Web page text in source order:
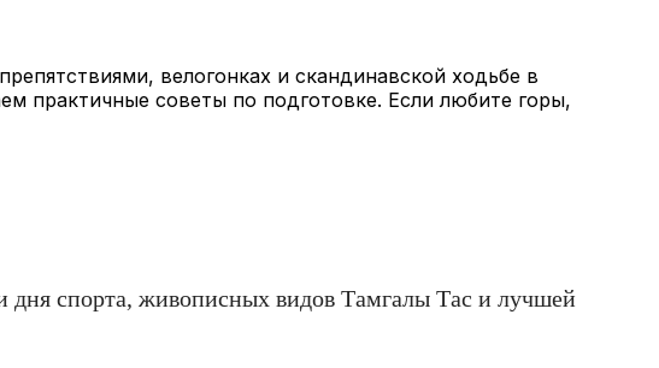
велогонках и скандинавской ходьбе в
практичные советы по подготовке. Если любите горы,
дня спорта, живописных видов Тамгалы Тас и лучшей